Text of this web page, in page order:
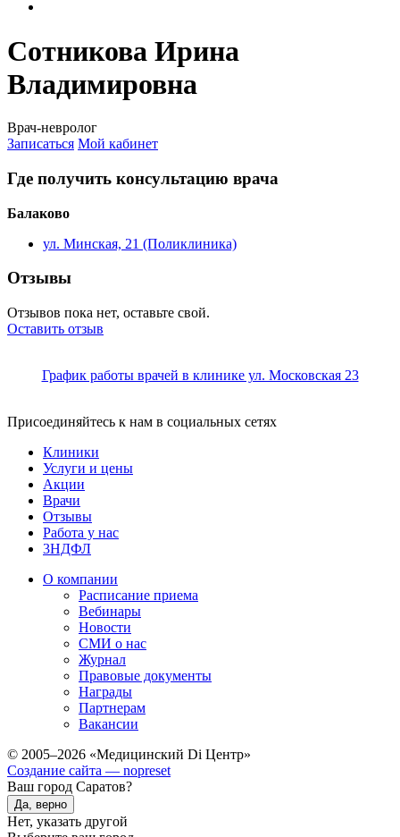
Сотникова Ирина
Владимировна
Врач-невролог
Записаться Мой кабинет
Где получить консультацию врача
Балаково
ул. Минская, 21 (Поликлиника)
Отзывы
Отзывов пока нет, оставьте свой.
Оставить отзыв
График работы врачей в клинике ул. Московская 23
Присоединяйтесь к нам в социальных сетях
Клиники
Услуги и цены
Акции
Врачи
Отзывы
Работа у нас
3НДФЛ
О компании
Расписание приема
Вебинары
Новости
СМИ о нас
Журнал
Правовые документы
Награды
Партнерам
Вакансии
© 2005–2026 «Медицинский Di Центр»
Создание сайта — nopreset
Ваш город Саратов?
Да, верно
Нет, указать другой